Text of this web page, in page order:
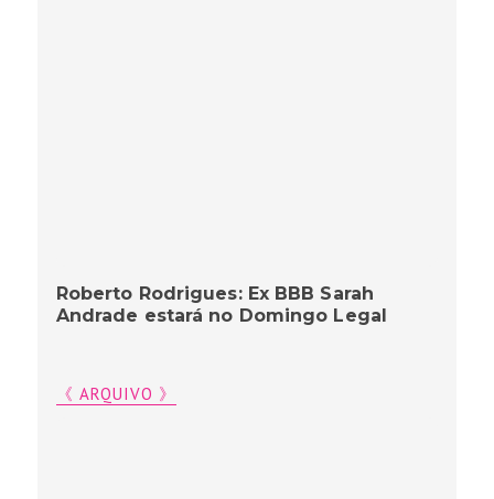
Roberto Rodrigues: Ex BBB Sarah
Andrade estará no Domingo Legal
《 ARQUIVO 》